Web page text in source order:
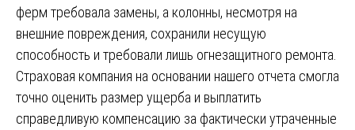
ферм требовала замены, а колонны, несмотря на
внешние повреждения, сохранили несущую
способность и требовали лишь огнезащитного ремонта.
Страховая компания на основании нашего отчета смогла
точно оценить размер ущерба и выплатить
справедливую компенсацию за фактически утраченные